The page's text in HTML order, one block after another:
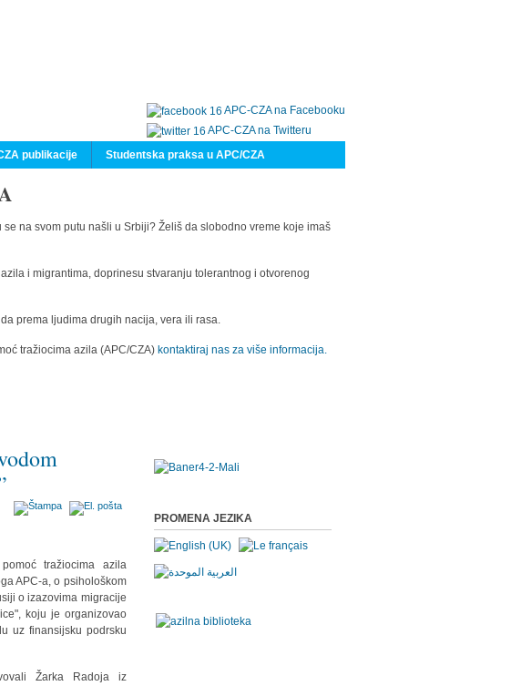
APC-CZA na Facebooku
APC-CZA na Twitteru
publikacije Studentska praksa u APC/CZA
na svom putu našli u Srbiji? Želiš da slobodno vreme koje imaš
i migrantima, doprinesu stvaranju tolerantnog i otvorenog
prema ljudima drugih nacija, vera ili rasa.
tražiocima azila (APC/CZA) kontaktiraj nas za više informacija.
tražiocima azila
APC-a, o psihološkom
o izazovima migracije
koju je organizovao
uz finansijsku podrsku
Žarka Radoja iz
PROMENA JEZIKA